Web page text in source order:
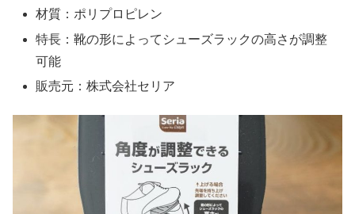
材質：ポリプロピレン
特長：靴の形によってシューズラックの高さが調整
可能
販売元：株式会社セリア